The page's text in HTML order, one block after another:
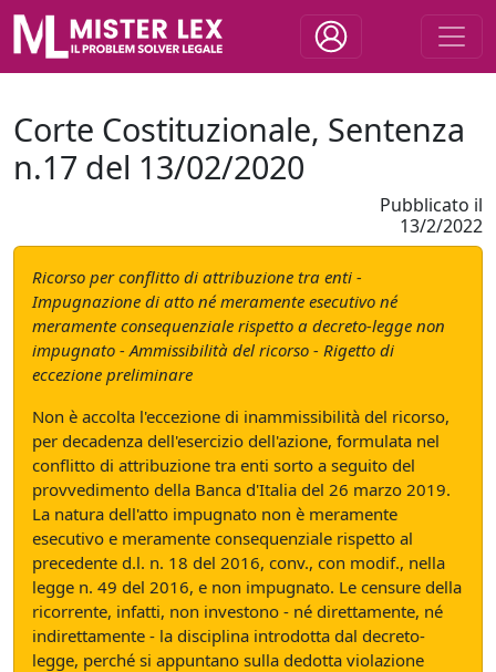
Corte Costituzionale, Sentenza
n.17 del 13/02/2020
Pubblicato il
13/2/2022
Ricorso per conflitto di attribuzione tra enti -
Impugnazione di atto né meramente esecutivo né
meramente consequenziale rispetto a decreto-legge non
impugnato - Ammissibilità del ricorso - Rigetto di
eccezione preliminare
Non è accolta l'eccezione di inammissibilità del ricorso,
per decadenza dell'esercizio dell'azione, formulata nel
conflitto di attribuzione tra enti sorto a seguito del
provvedimento della Banca d'Italia del 26 marzo 2019.
La natura dell'atto impugnato non è meramente
esecutivo e meramente consequenziale rispetto al
precedente d.l. n. 18 del 2016, conv., con modif., nella
legge n. 49 del 2016, e non impugnato. Le censure della
ricorrente, infatti, non investono - né direttamente, né
indirettamente - la disciplina introdotta dal decreto-
legge, perché si appuntano sulla dedotta violazione